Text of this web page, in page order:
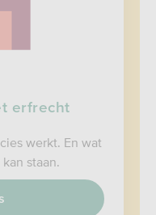
erfrecht
werkt. En wat
staan.